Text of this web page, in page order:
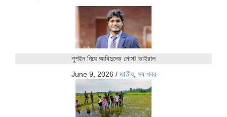
পুশইন নিয়ে আবিদুলের পোস্ট ভাইরাল
June 9, 2026 / জাতীয়, সব খবর